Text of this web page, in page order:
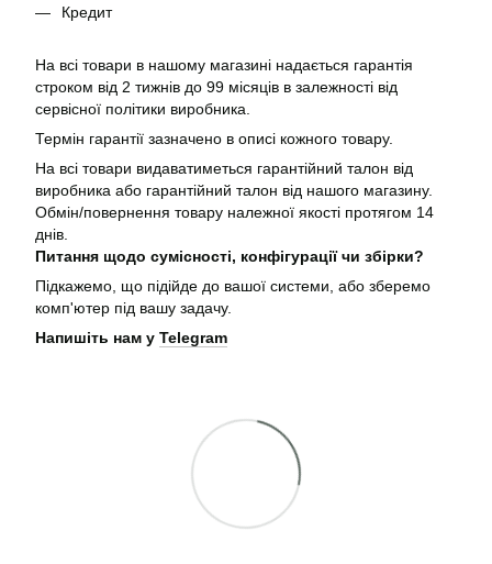
Кредит
На всі товари в нашому магазині надається гарантія
строком від 2 тижнів до 99 місяців в залежності від
сервісної політики виробника.
Термін гарантії зазначено в описі кожного товару.
На всі товари видаватиметься гарантійний талон від
виробника або гарантійний талон від нашого магазину.
Обмін/повернення товару належної якості протягом 14
днів.
Питання щодо сумісності, конфігурації чи збірки?
Підкажемо, що підійде до вашої системи, або зберемо
комп'ютер під вашу задачу.
Напишіть нам у Telegram